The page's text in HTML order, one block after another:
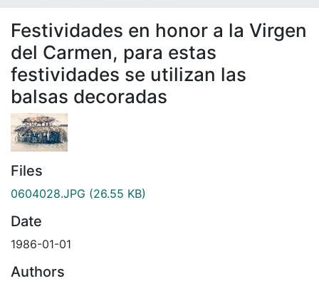
Festividades en honor a la Virgen
del Carmen, para estas
festividades se utilizan las
balsas decoradas
Files
0604028.JPG (26.55 KB)
Date
1986-01-01
Authors